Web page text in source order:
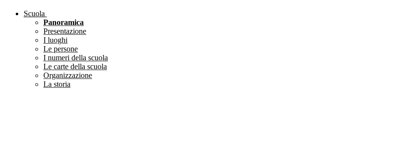
Scuola
Panoramica
Presentazione
I luoghi
Le persone
I numeri della scuola
Le carte della scuola
Organizzazione
La storia